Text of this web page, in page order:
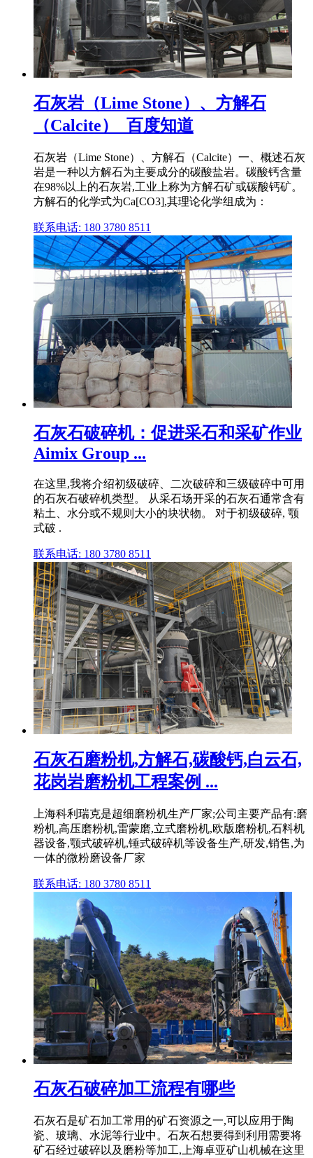
石灰岩（Lime Stone）、方解石
（Calcite）_百度知道
石灰岩（Lime Stone）、方解石（Calcite）一、概述石灰
岩是一种以方解石为主要成分的碳酸盐岩。碳酸钙含量
在98%以上的石灰岩,工业上称为方解石矿或碳酸钙矿。
方解石的化学式为Ca[CO3],其理论化学组成为：
联系电话: 180 3780 8511
石灰石破碎机：促进采石和采矿作业
Aimix Group ...
在这里,我将介绍初级破碎、二次破碎和三级破碎中可用
的石灰石破碎机类型。 从采石场开采的石灰石通常含有
粘土、水分或不规则大小的块状物。 对于初级破碎, 颚
式破 .
联系电话: 180 3780 8511
石灰石磨粉机,方解石,碳酸钙,白云石,
花岗岩磨粉机工程案例 ...
上海科利瑞克是超细磨粉机生产厂家;公司主要产品有:磨
粉机,高压磨粉机,雷蒙磨,立式磨粉机,欧版磨粉机,石料机
器设备,颚式破碎机,锤式破碎机等设备生产,研发,销售,为
一体的微粉磨设备厂家
联系电话: 180 3780 8511
石灰石破碎加工流程有哪些
石灰石是矿石加工常用的矿石资源之一,可以应用于陶
瓷、玻璃、水泥等行业中。石灰石想要得到利用需要将
矿石经过破碎以及磨粉等加工,上海卓亚矿山机械在这里